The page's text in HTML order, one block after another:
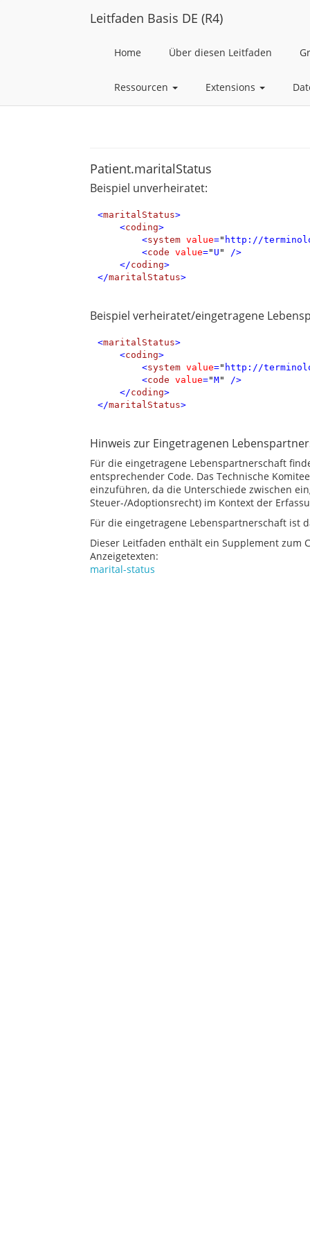
Leitfaden Basis DE (R4)
Home Über diesen Leitfaden
Ressourcen Extensions
Patient.maritalStatus
Beispiel unverheiratet:
<maritalStatus>
<coding>
<system value=" http://
<code value=" U "
/>
</coding>
</maritalStatus>
Beispiel verheiratet/eingetragene
<maritalStatus>
<coding>
<system value=" http://
<code value="M"
/>
</coding>
</maritalStatus>
Hinweis zur Eingetragenen
Für die eingetragene Lebenspartnerschaft
entsprechender Code. Das Technische
einzuführen, da die Unterschiede zwischen
Steuer-/Adoptionsrecht) im Kontext der
Für die eingetragene Lebenspartnerschaft ist
Dieser Leitfaden enthält ein Supplement zum
Anzeigetexten:
marital-status